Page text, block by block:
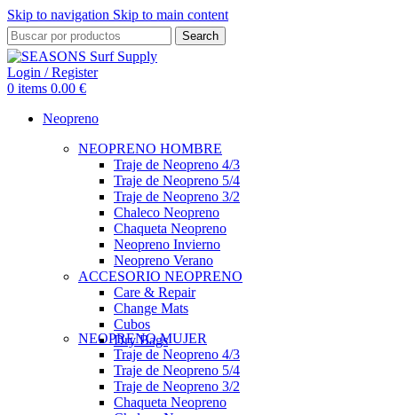
Skip to navigation Skip to main content
Search
Login / Register
0 items 0.00 €
Neopreno
NEOPRENO HOMBRE
Traje de Neopreno 4/3
Traje de Neopreno 5/4
Traje de Neopreno 3/2
Chaleco Neopreno
Chaqueta Neopreno
Neopreno Invierno
Neopreno Verano
ACCESORIO NEOPRENO
Care & Repair
Change Mats
Cubos
Dry Bags
NEOPRENO MUJER
Traje de Neopreno 4/3
Traje de Neopreno 5/4
Traje de Neopreno 3/2
Chaqueta Neopreno